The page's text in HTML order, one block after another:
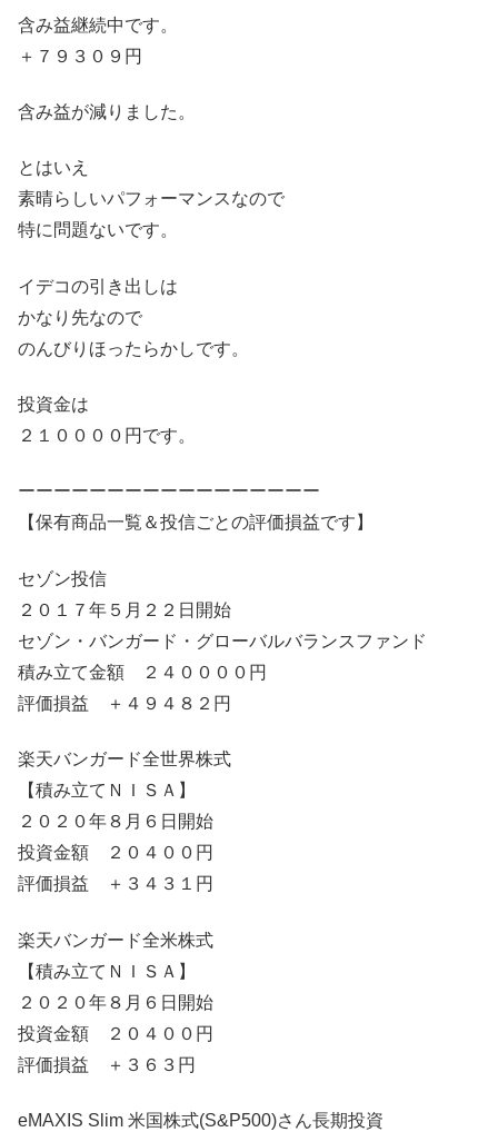
含み益継続中です。
＋７９３０９円
含み益が減りました。
とはいえ
素晴らしいパフォーマンスなので
特に問題ないです。
イデコの引き出しは
かなり先なので
のんびりほったらかしです。
投資金は
２１００００円です。
ーーーーーーーーーーーーーーーーー
【保有商品一覧＆投信ごとの評価損益です】
セゾン投信
２０１７年５月２２日開始
セゾン・バンガード・グローバルバランスファンド
積み立て金額 ２４００００円
評価損益 ＋４９４８２円
楽天バンガード全世界株式
【積み立てＮＩＳＡ】
２０２０年８月６日開始
投資金額 ２０４００円
評価損益 ＋３４３１円
楽天バンガード全米株式
【積み立てＮＩＳＡ】
２０２０年８月６日開始
投資金額 ２０４００円
評価損益 ＋３６３円
eMAXIS Slim 米国株式(S&P500)さん長期投資